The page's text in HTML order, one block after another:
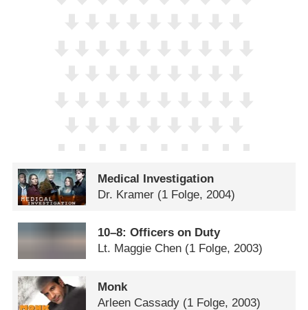
Medical Investigation
Dr. Kramer (1 Folge, 2004)
10⁠–⁠8: Officers on Duty
Lt. Maggie Chen (1 Folge, 2003)
Monk
Arleen Cassady (1 Folge, 2003)